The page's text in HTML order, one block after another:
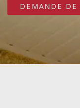
DEMANDE